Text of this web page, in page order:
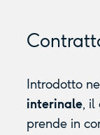
Introdotto
interinale, il
prende in